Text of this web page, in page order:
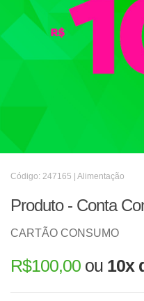
Código: 247165 | Alimentação
Produto - Conta
CARTÃO CONSUMO
R$100,00 ou 10x